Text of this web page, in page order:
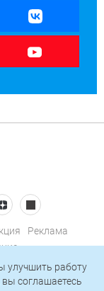
Реклама
улучшить работу
соглашаетесь